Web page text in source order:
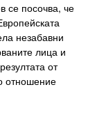
се посочва, че
незабавни
лица и
от
отношение